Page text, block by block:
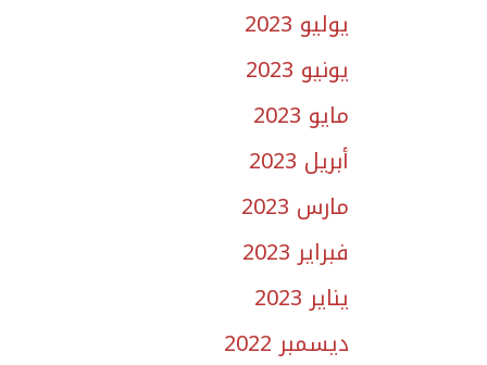
يوليو 2023
يونيو 2023
مايو 2023
أبريل 2023
مارس 2023
فبراير 2023
يناير 2023
ديسمبر 2022